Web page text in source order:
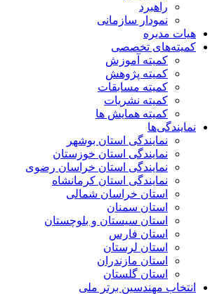
راهبرد
نمودار سازمانی
هیات مدیره
کمیته‌های تخصصی
کمیته آموزش
کمیته پژوهش
کمیته مسابقات
کمیته نشریات
کمیته همایش ها
نمایندگی‌ها
نمایندگی استان بوشهر
نمایندگی استان خوزستان
نمایندگی استان خراسان رضوی
نمایندگی استان کرمانشاه
استان خراسان شمالی
استان سمنان
استان سیستان و بلوچستان
استان فارس
استان لرستان
استان مازندران
استان گلستان
انتخاب مهندسین برتر ملی